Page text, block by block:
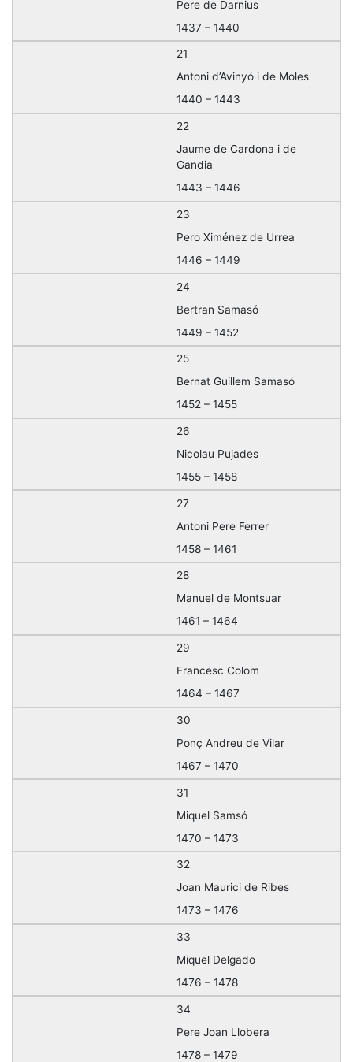
Pere de Darnius
1437 – 1440
21
Antoni d’Avinyó i de Moles
1440 – 1443
22
Jaume de Cardona i de
Gandia
1443 – 1446
23
Pero Ximénez de Urrea
1446 – 1449
24
Bertran Samasó
1449 – 1452
25
Bernat Guillem Samasó
1452 – 1455
26
Nicolau Pujades
1455 – 1458
27
Antoni Pere Ferrer
1458 – 1461
28
Manuel de Montsuar
1461 – 1464
29
Francesc Colom
1464 – 1467
30
Ponç Andreu de Vilar
1467 – 1470
31
Miquel Samsó
1470 – 1473
32
Joan Maurici de Ribes
1473 – 1476
33
Miquel Delgado
1476 – 1478
34
Pere Joan Llobera
1478 – 1479